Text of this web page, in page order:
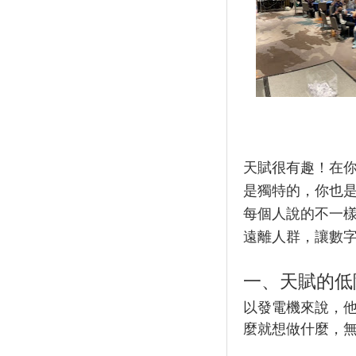
天賦很有趣！在
是獨特的，你也
每個人說的不一
遠離人群，讓數
一、天賦的
以發電機來說，
麼就想做什麼，